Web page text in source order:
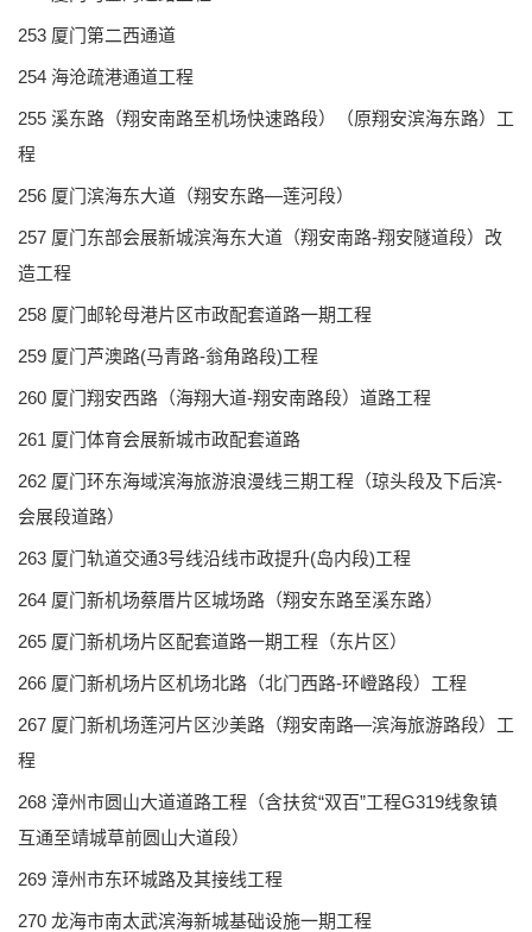
253 厦门第二西通道
254 海沧疏港通道工程
255 溪东路（翔安南路至机场快速路段）（原翔安滨海东路）工
程
256 厦门滨海东大道（翔安东路—莲河段）
257 厦门东部会展新城滨海东大道（翔安南路-翔安隧道段）改
造工程
258 厦门邮轮母港片区市政配套道路一期工程
259 厦门芦澳路(马青路-翁角路段)工程
260 厦门翔安西路（海翔大道-翔安南路段）道路工程
261 厦门体育会展新城市政配套道路
262 厦门环东海域滨海旅游浪漫线三期工程（琼头段及下后滨-
会展段道路）
263 厦门轨道交通3号线沿线市政提升(岛内段)工程
264 厦门新机场蔡厝片区城场路（翔安东路至溪东路）
265 厦门新机场片区配套道路一期工程（东片区）
266 厦门新机场片区机场北路（北门西路-环嶝路段）工程
267 厦门新机场莲河片区沙美路（翔安南路—滨海旅游路段）工
程
268 漳州市圆山大道道路工程（含扶贫“双百”工程G319线象镇
互通至靖城草前圆山大道段）
269 漳州市东环城路及其接线工程
270 龙海市南太武滨海新城基础设施一期工程